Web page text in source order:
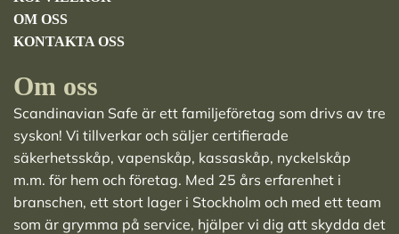
OM OSS
KONTAKTA OSS
Om oss
Scandinavian Safe är ett familjeföretag som drivs av tre
syskon! Vi tillverkar och säljer certifierade
säkerhetsskåp, vapenskåp, kassaskåp, nyckelskåp
m.m. för hem och företag. Med 25 års erfarenhet i
branschen, ett stort lager i Stockholm och med ett team
som är grymma på service, hjälper vi dig att skydda det